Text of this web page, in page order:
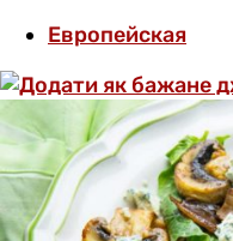
Европейская